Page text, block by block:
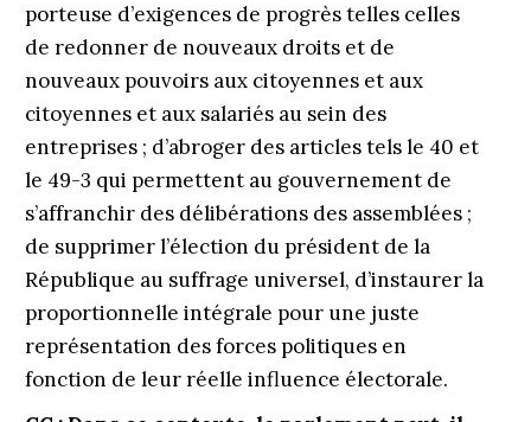
porteuse d’exigences de progrès telles celles
de redonner de nouveaux droits et de
nouveaux pouvoirs aux citoyennes et aux
citoyennes et aux salariés au sein des
entreprises ; d’abroger des articles tels le 40 et
le 49-3 qui permettent au gouvernement de
s’affranchir des délibérations des assemblées ;
de supprimer l’élection du président de la
République au suffrage universel, d’instaurer la
proportionnelle intégrale pour une juste
représentation des forces politiques en
fonction de leur réelle influence électorale.